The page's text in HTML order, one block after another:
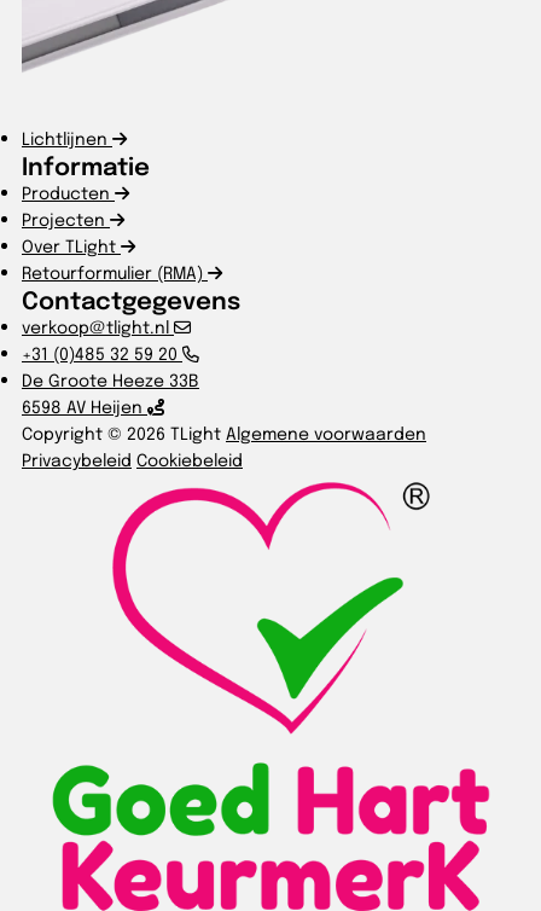
Lichtlijnen
Informatie
Producten
Projecten
Over TLight
Retourformulier (RMA)
Contactgegevens
verkoop@tlight.nl
+31 (0)485 32 59 20
De Groote Heeze 33B
6598 AV Heijen
Copyright © 2026 TLight Algemene voorwaarden
Privacybeleid Cookiebeleid